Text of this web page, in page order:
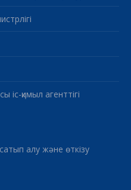
іс-қимыл агенттігі
алу және өткізу